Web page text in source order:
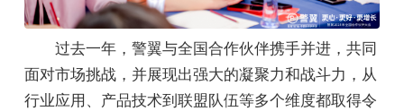
过去一年，警翼与全国合作伙伴携手并进，共同
面对市场挑战，并展现出强大的凝聚力和战斗力，从
行业应用、产品技术到联盟队伍等多个维度都取得令